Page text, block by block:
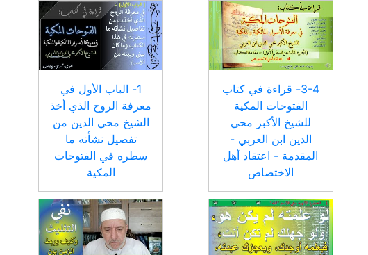
3-4- قراءة في كتاب
الفتوحات المكية
للشيخ الأكبر محي
الدين ابن العربي -
المقدمة - اعتقاد أهل
الاختصاص
1- الباب الأول في
معرفة الروح الذي أخذ
الشيخ محي الدين من
تفصيل نشأته ما
سطره في الفتوحات
المكية